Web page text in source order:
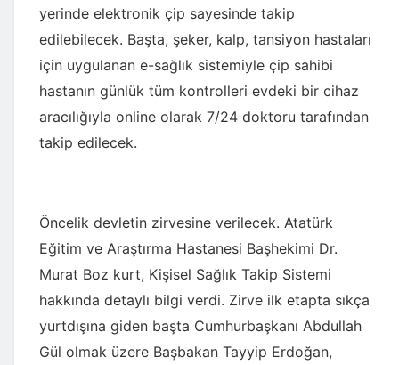
yerinde elektronik çip sayesinde takip
edilebilecek. Başta, şeker, kalp, tansiyon hastaları
için uygulanan e-sağlık sistemiyle çip sahibi
hastanın günlük tüm kontrolleri evdeki bir cihaz
aracılığıyla online olarak 7/24 doktoru tarafından
takip edilecek.
Öncelik devletin zirvesine verilecek. Atatürk
Eğitim ve Araştırma Hastanesi Başhekimi Dr.
Murat Boz kurt, Kişisel Sağlık Takip Sistemi
hakkında detaylı bilgi verdi. Zirve ilk etapta sıkça
yurtdışına giden başta Cumhurbaşkanı Abdullah
Gül olmak üzere Başbakan Tayyip Erdoğan,